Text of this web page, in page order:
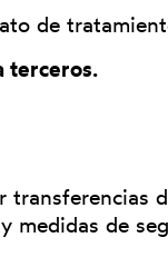
de
terceros.
de